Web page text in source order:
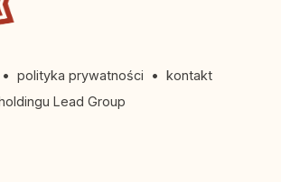
kontaktowy i Centrum
ścieżka na zgłoszenie
lub uszkodzenia przesyłki).
• polityka prywatności • kontakt
Lead Group